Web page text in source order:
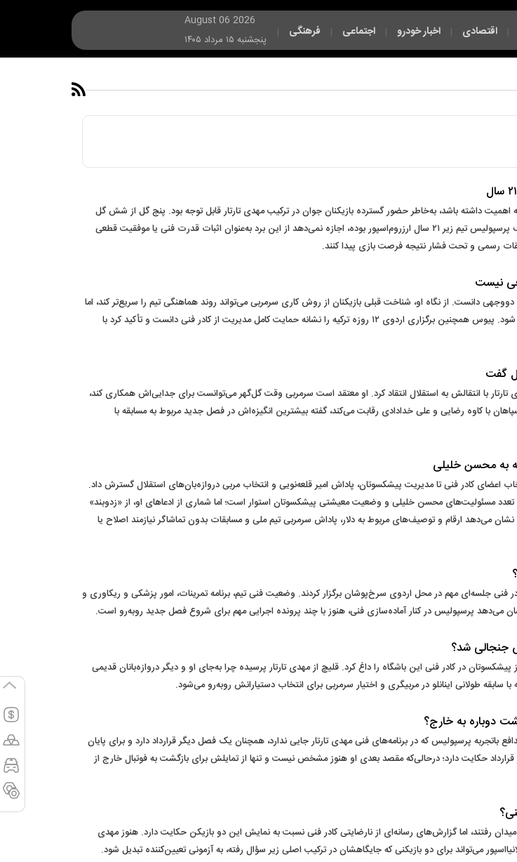
| اقتصادی | اخبار خودرو | اجتماعی | فرهنگی |
August 06 2026
پنجشنبه ۱۵ مرداد ۱۴۰۵
نتیجه اهمیت داشته باشد، به‌خاطر حضور گسترده بازیکنان جوان در ترکیب مهدی تارتار قابل توجه بود. پنج گل از شش گل
سرخ‌پوشان را بازیکنان جوان ایرانی به ثمر رساندند؛ بااین‌حال، مشخص شدن این نکته که حریف پرسپولیس تیم زیر ۲۱ سال ارزروم‌اسپور بوده، اجازه نمی‌دهد از این برد به‌عنوان اثبات قدرت فنی یا موفقیت قطعی
رسمی و تحت فشار نتیجه فرصت بازی پیدا کنند.
نیست
دانست. از نگاه او، شناخت قبلی بازیکنان از روش کاری سرمربی می‌تواند روند هماهنگی تیم را سریع‌تر کند، اما
نداشتن تجربه قهرمانی ممکن است در باشگاهی که تنها برای جام می‌جنگد به نقطه ضعف تبدیل شود. پیوس همچنین برگزاری اردوی ۱۲ روزه ترکیه را نشانه حمایت کامل مدیریت از کادر فنی دانست و تأکید کرد با
گفت
با انتقالش به استقلال انتقاد کرد. او معتقد است سرمربی وقت گل‌گهر می‌توانست برای جدایی‌اش همکاری کند،
با کاوه رضایی و علی خدادادی رقابت می‌کند، گفته بیشترین انگیزه‌اش در فصل جدید مربوط به مسابقه با
به محسن خلیلی
اعضای کادر فنی تا مدیریت پیشکسوتان، پاداش امیر قلعه‌نویی و انتخاب مربی دروازه‌بان‌های استقلال گسترش داد.
مسئولیت‌های محسن خلیلی و وضعیت معیشتی پیشکسوتان استوار است؛ اما شماری از ادعاهای او، از «زدوبند»
می‌دهد ارقام و توصیف‌های مربوط به دلار، پاداش سرمربی تیم ملی و مسابقات بدون تماشاگر نیازمند اصلاح یا
فنی جلسه‌ای مهم در محل اردوی سرخ‌پوشان برگزار کردند. وضعیت فنی تیم، برنامه تمرینات، امور پزشکی و ریکاوری و
پرسپولیس در کنار آماده‌سازی فنی، هنوز با چند پرونده اجرایی مهم برای شروع فصل جدید روبه‌رو است.
جنجالی شد؟
در کادر فنی این باشگاه را داغ کرد. قلیچ از مهدی تارتار پرسیده چرا به‌جای او و دیگر دروازه‌بانان قدیمی
سابقه طولانی اینانلو در مربیگری و اختیار سرمربی برای انتخاب دستیارانش روبه‌رو می‌شود.
دوباره به خارج؟
پرسپولیس که در برنامه‌های فنی مهدی تارتار جایی ندارد، همچنان یک فصل دیگر قرارداد دارد و برای پایان
حکایت دارد؛ درحالی‌که مقصد بعدی او هنوز مشخص نیست و تنها از تمایلش برای بازگشت به فوتبال خارج از
رفتند، اما گزارش‌های رسانه‌ای از نارضایتی کادر فنی نسبت به نمایش این دو بازیکن حکایت دارد. هنوز مهدی
می‌تواند برای دو بازیکنی که جایگاهشان در ترکیب اصلی زیر سؤال رفته، به آزمونی تعیین‌کننده تبدیل شود.